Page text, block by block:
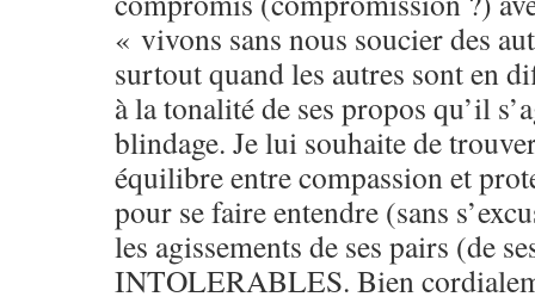
« vivons sans nous soucier des
surtout quand les autres sont en
à la tonalité de ses propos qu’il
blindage. Je lui souhaite de
équilibre entre compassion et
pour se faire entendre (sans
les agissements de ses pairs (de
INTOLERABLES. Bien